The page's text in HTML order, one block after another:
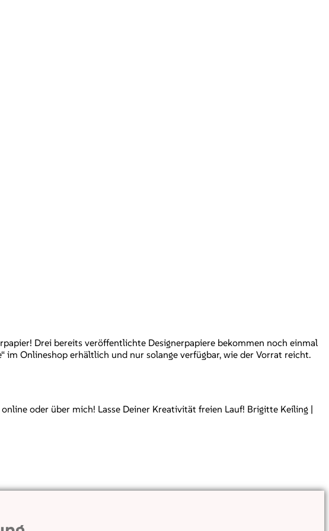
Drei bereits veröffentlichte Designerpapiere bekommen noch einmal
im Onlineshop erhältlich und nur solange verfügbar, wie der Vorrat reicht.
oder über mich! Lasse Deiner Kreativität freien Lauf! Brigitte Keiling |